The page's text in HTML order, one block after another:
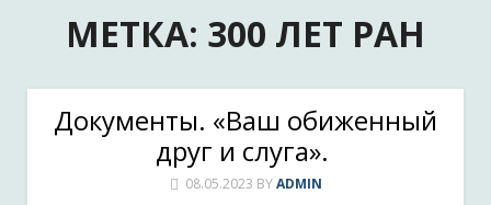
МЕТКА: 300 ЛЕТ РАН
Документы. «Ваш обиженный
друг и слуга».
08.05.2023 BY ADMIN